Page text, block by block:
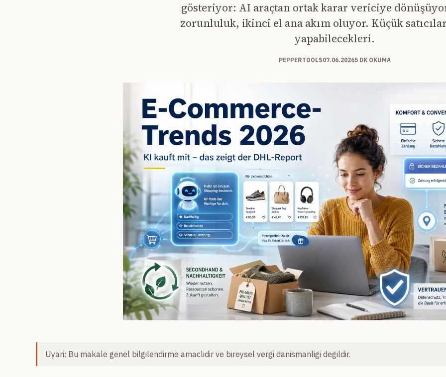
gösteriyor: AI araçtan ortak karar vericiye
zorunluluk, ikinci el ana akım oluyor. Küçük
yapabilecekleri.
PEPPERTOOLS07.06.20265 DK OKUMA
Uyari: Bu makale genel bilgilendirme amaclidir ve bireysel vergi danismanligi degildir.